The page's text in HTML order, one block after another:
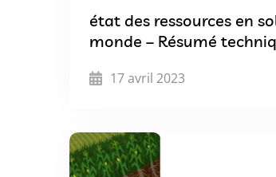
état des ressources en
monde – Résumé
17 avril 2023